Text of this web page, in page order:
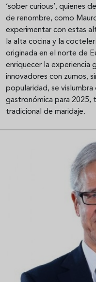
‘sober curious’, quienes
de renombre, como
experimentar con estas
la alta cocina y la
originada en el norte de
enriquecer la experiencia
innovadores con zumos,
popularidad, se
gastronómica para
tradicional de maridaje.